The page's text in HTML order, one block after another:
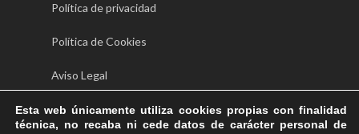
Política de privacidad
Política de Cookies
Aviso Legal
Esta web únicamente utiliza cookies propias con finalidad
técnica, no recaba ni cede datos de carácter personal de